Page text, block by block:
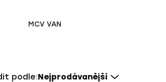
MCV VAN
podle:Nejprodávanější